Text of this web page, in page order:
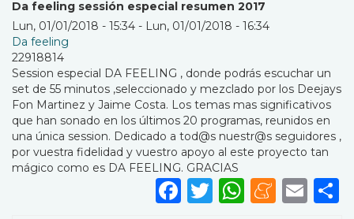
Da feeling sessión especial resumen 2017
Lun, 01/01/2018 - 15:34 - Lun, 01/01/2018 - 16:34
Da feeling
22918814
Session especial DA FEELING , donde podrás escuchar un
set de 55 minutos ,seleccionado y mezclado por los Deejays
Fon Martinez y Jaime Costa. Los temas mas significativos
que han sonado en los últimos 20 programas, reunidos en
una única session. Dedicado a tod@s nuestr@s seguidores ,
por vuestra fidelidad y vuestro apoyo al este proyecto tan
mágico como es DA FEELING. GRACIAS
Facebook
Twitter